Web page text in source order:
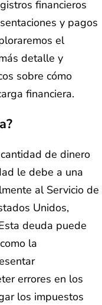
financieros
y pagos
el
detalle y
sobre cómo
financiera.
de dinero
le debe a una
al Servicio de
Unidos,
deuda puede
la
errores en los
los impuestos